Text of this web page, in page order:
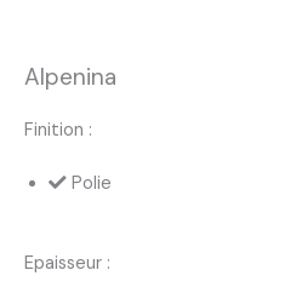
Alpenina
Finition :
Polie
Epaisseur :